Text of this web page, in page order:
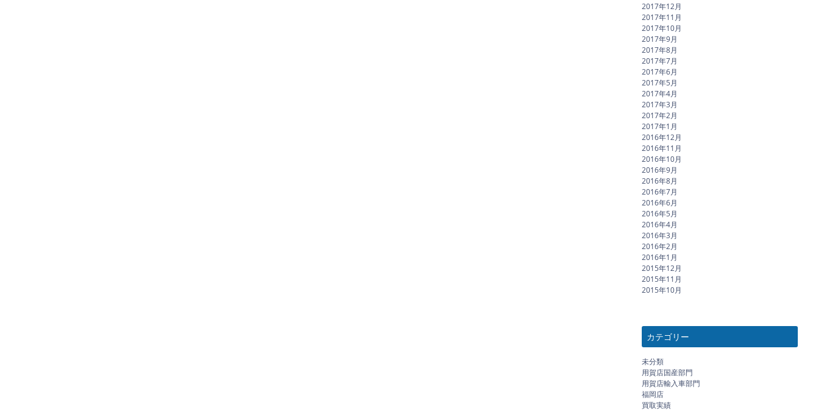
2017年12月
2017年11月
2017年10月
2017年9月
2017年8月
2017年7月
2017年6月
2017年5月
2017年4月
2017年3月
2017年2月
2017年1月
2016年12月
2016年11月
2016年10月
2016年9月
2016年8月
2016年7月
2016年6月
2016年5月
2016年4月
2016年3月
2016年2月
2016年1月
2015年12月
2015年11月
2015年10月
カテゴリー
未分類
用賀店国産部門
用賀店輸入車部門
福岡店
買取実績